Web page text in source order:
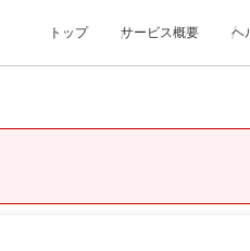
トップ サービス概要 ヘ